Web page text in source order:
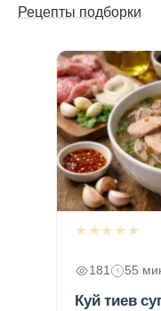
Рецепты подборки
★★★★★
181 55
Куй тиев